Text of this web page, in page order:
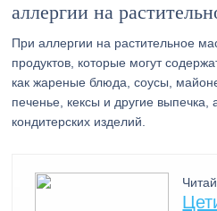
аллергии на
При аллергии на растительное
продуктов, которые могут
как жареные блюда, соусы,
печенье, кексы и другие выпечка,
кондитерских изделий.